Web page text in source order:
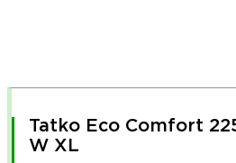
Tatko Eco Comfort
W XL